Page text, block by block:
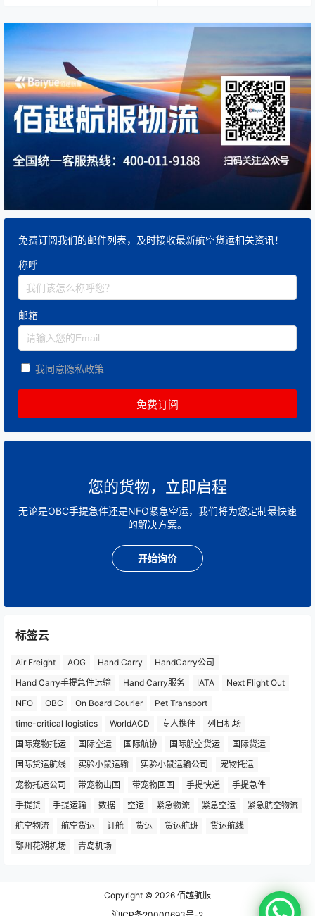
免费订阅我们的邮件列表，及时接收最新航空货运相关资讯！
称呼
邮箱
我同意隐私政策
您的货物，立即启程
无论是OBC手提急件还是NFO紧急空运，我们将为您定制最快速
的解决方案。
开始询价
标签云
Air Freight AOG Hand Carry
HandCarry公司
Hand Carry手提急件运输
Hand Carry服务 IATA
Next Flight Out
NFO
OBC On Board Courier
Pet Transport
time-critical logistics
WorldACD 专人携件
列日机场
国际宠物托运
国际空运 国际航协 国际航空货运
国际货运
国际货运航线
实验小鼠运输 实验小鼠运输公司
宠物托运
宠物托运公司
带宠物出国 带宠物回国 手提快递
手提急件
手提货
手提运输 数据 空运 紧急物流 紧急空运
紧急航空物流
航空物流
航空货运 订舱 货运 货运航班
货运航线
鄂州花湖机场
青岛机场
Copyright © 2026 佰越航服